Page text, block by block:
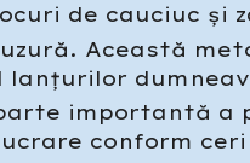
de cauciuc și
Această
importantă a
conform